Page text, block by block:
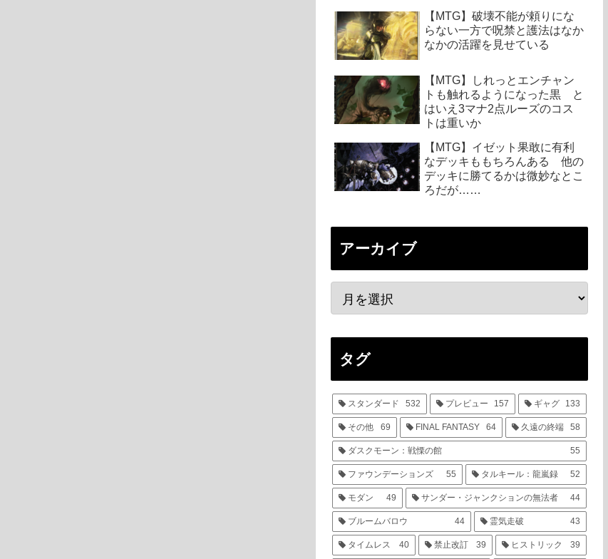
【MTG】破壊不能が頼りにな
らない一方で呪禁と護法はなか
なかの活躍を見せている
【MTG】しれっとエンチャン
トも触れるようになった黒 と
はいえ3マナ2点ルーズのコス
トは重いか
【MTG】イゼット果敢に有利
なデッキももちろんある 他の
デッキに勝てるかは微妙なとこ
ろだが……
アーカイブ
タグ
スタンダード 532 プレビュー 157 ギャグ 133
その他 69 FINAL FANTASY 64 久遠の終端 58
ダスクモーン：戦慄の館 55
ファウンデーションズ 55 タルキール：龍嵐録 52
モダン 49 サンダー・ジャンクションの無法者 44
ブルームバロウ 44 霊気走破 43
タイムレス 40 禁止改訂 39 ヒストリック 39